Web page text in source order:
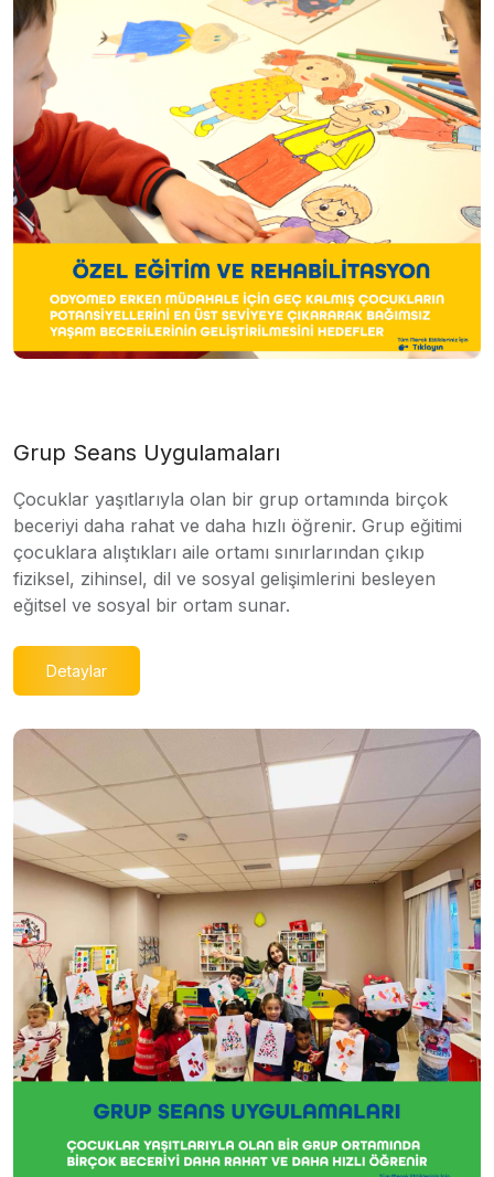
Grup Seans Uygulamaları
Çocuklar yaşıtlarıyla olan bir grup ortamında birçok
beceriyi daha rahat ve daha hızlı öğrenir. Grup eğitimi
çocuklara alıştıkları aile ortamı sınırlarından çıkıp
fiziksel, zihinsel, dil ve sosyal gelişimlerini besleyen
eğitsel ve sosyal bir ortam sunar.
Detaylar